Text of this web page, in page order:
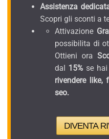
Assistenza
Scopri gli sconti a
Attivazione
possibilita di
Ottieni ora
dal 15% se
rivendere like,
seo.
DIVENTA